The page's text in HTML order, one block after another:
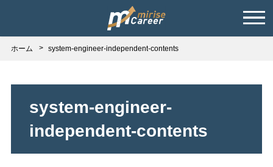
ホーム system-engineer-independent-contents
system-engineer-
independent-contents